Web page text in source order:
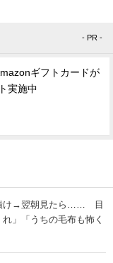
- PR -
ギフトカードが
実施中
け→翌朝見たら…… 目
」「うちの毛布も怖く